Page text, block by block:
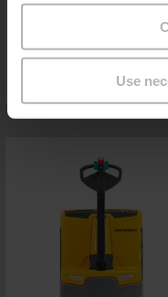
Use